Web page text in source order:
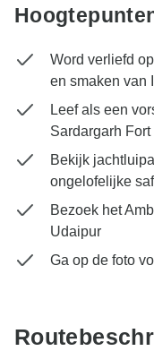
Word verliefd
en smaken van
Leef als een
Sardargarh Fort
Bekijk
ongelofelijke
Bezoek het
Udaipur
Ga op de foto